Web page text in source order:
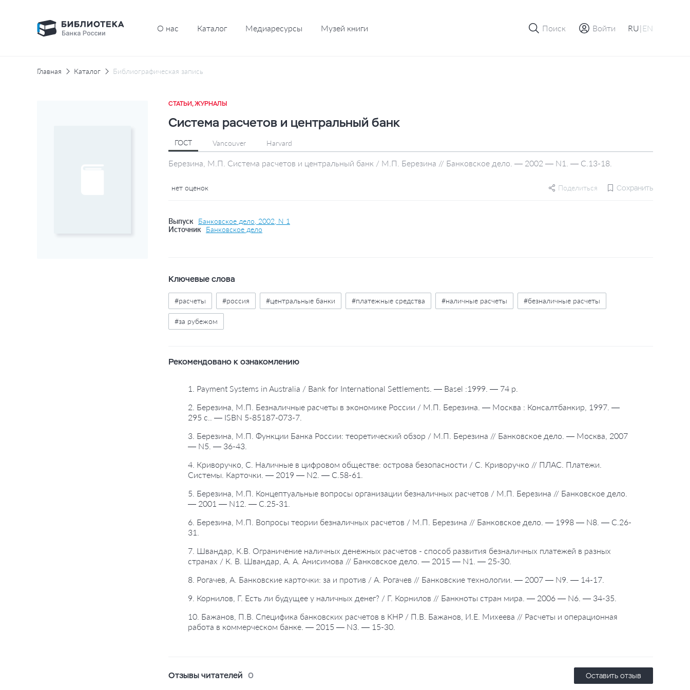
О нас Каталог Медиаресурсы Музей книги Поиск Войти RU| EN
Главная Каталог Библиографическая запись
СТАТЬИ, ЖУРНАЛЫ
Система расчетов и центральный банк
ГОСТ Vancouver Harvard
Березина, М.П. Система расчетов и центральный банк / М.П. Березина // Банковское дело. — 2002 — N1. — С.13-18.
нет оценок Поделиться Сохранить
Выпуск
Банковское дело, 2002, N 1
Источник
Банковское дело
Ключевые слова
#расчеты #россия #центральные банки #платежные средства #наличные расчеты #безналичные расчеты
#за рубежом
Рекомендовано к ознакомлению
1. Payment Systems in Australia / Bank for International Settlements. — Basel :1999. — 74 p.
2. Березина, М.П. Безналичные расчеты в экономике России / М.П. Березина. — Москва : Консалтбанкир, 1997. —
295 с.. — ISBN 5-85187-073-7.
3. Березина, М.П. Функции Банка России: теоретический обзор / М.П. Березина // Банковское дело. — Москва, 2007
— N5. — 36-43.
4. Криворучко, С. Наличные в цифровом обществе: острова безопасности / С. Криворучко // ПЛАС. Платежи.
Системы. Карточки. — 2019 — N2. — С.58-61.
5. Березина, М.П. Концептуальные вопросы организации безналичных расчетов / М.П. Березина // Банковское дело.
— 2001 — N12. — С.25-31.
6. Березина, М.П. Вопросы теории безналичных расчетов / М.П. Березина // Банковское дело. — 1998 — N8. — С.26-
31.
7. Швандар, К.В. Ограничение наличных денежных расчетов - способ развития безналичных платежей в разных
странах / К. В. Швандар, А. А. Анисимова // Банковское дело. — 2015 — N1. — 25-30.
8. Рогачев, А. Банковские карточки: за и против / А. Рогачев // Банковские технологии. — 2007 — N9. — 14-17.
9. Корнилов, Г. Есть ли будущее у наличных денег? / Г. Корнилов // Банкноты стран мира. — 2006 — N6. — 34-35.
10. Бажанов, П.В. Специфика банковских расчетов в КНР / П.В. Бажанов, И.Е. Михеева // Расчеты и операционная
работа в коммерческом банке. — 2015 — N3. — 15-30.
Отзывы читателей 0 Оставить отзыв